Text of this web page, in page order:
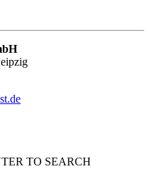
TO SEARCH